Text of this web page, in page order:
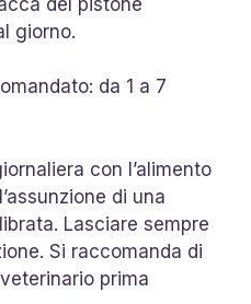
giorno.
da 1 a 7
con l’alimento
di una
Lasciare sempre
Si raccomanda di
prima